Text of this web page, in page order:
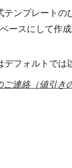
テンプレートの
ースにして作
フォルトでは
連絡（値引き